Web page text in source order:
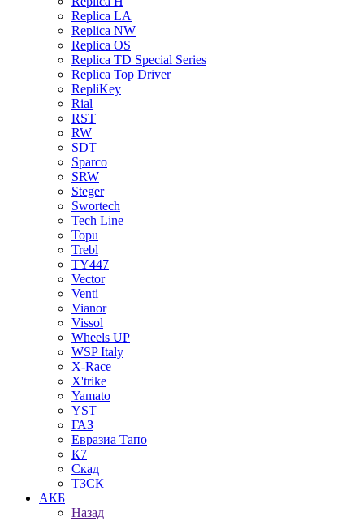
Replica LA
Replica NW
Replica OS
Replica TD Special Series
Replica Top Driver
RepliKey
Rial
RST
RW
SDT
Sparco
SRW
Steger
Swortech
Tech Line
Topu
Trebl
TY447
Vector
Venti
Vianor
Vissol
Wheels UP
WSP Italy
X-Race
X'trike
Yamato
YST
ГАЗ
Евразиа Тапо
К7
Скад
ТЗСК
АКБ
Назад